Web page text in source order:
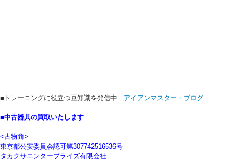
■トレーニングに役立つ豆知識を発信中 アイアンマスター・ブログ
■中古器具の買取いたします
<古物商>
東京都公安委員会認可第307742516536号
タカクサエンタープライズ有限会社